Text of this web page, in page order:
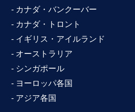
- カナダ・バンクーバー
- カナダ・トロント
- イギリス・アイルランド
- オーストラリア
- シンガポール
- ヨーロッパ各国
- アジア各国